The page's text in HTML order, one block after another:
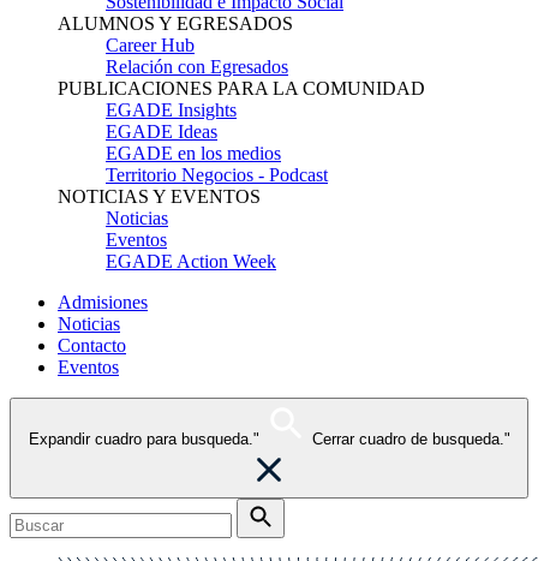
ALUMNOS Y EGRESADOS
Career Hub
Relación con Egresados
PUBLICACIONES PARA LA COMUNIDAD
EGADE Insights
EGADE Ideas
EGADE en los medios
Territorio Negocios - Podcast
NOTICIAS Y EVENTOS
Noticias
Eventos
EGADE Action Week
Admisiones
Noticias
Contacto
Eventos
Expandir cuadro para busqueda." Cerrar cuadro de busqueda."